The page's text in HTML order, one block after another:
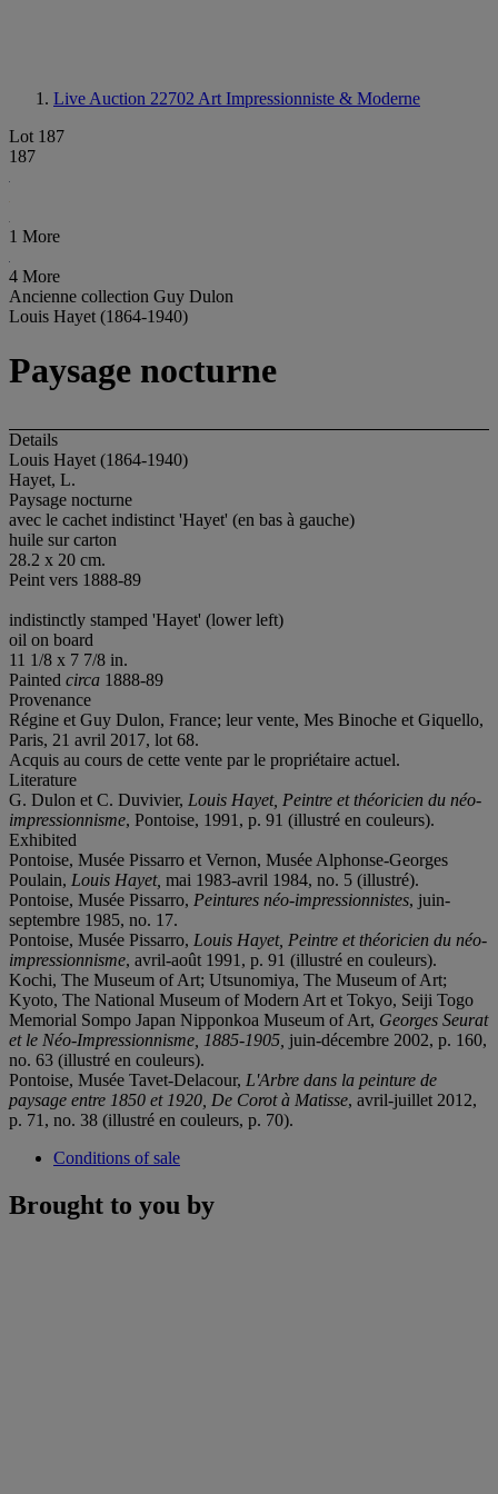
Live Auction 22702 Art Impressionniste & Moderne
Lot 187
187
1 More
4 More
Ancienne collection Guy Dulon
Louis Hayet (1864-1940)
Paysage nocturne
Details
Louis Hayet (1864-1940)
Hayet, L.
Paysage nocturne
avec le cachet indistinct 'Hayet' (en bas à gauche)
huile sur carton
28.2 x 20 cm.
Peint vers 1888-89
indistinctly stamped 'Hayet' (lower left)
oil on board
11 1/8 x 7 7/8 in.
Painted circa 1888-89
Provenance
Régine et Guy Dulon, France; leur vente, Mes Binoche et Giquello,
Paris, 21 avril 2017, lot 68.
Acquis au cours de cette vente par le propriétaire actuel.
Literature
G. Dulon et C. Duvivier, Louis Hayet, Peintre et théoricien du néo-
impressionnisme, Pontoise, 1991, p. 91 (illustré en couleurs).
Exhibited
Pontoise, Musée Pissarro et Vernon, Musée Alphonse-Georges
Poulain, Louis Hayet, mai 1983-avril 1984, no. 5 (illustré).
Pontoise, Musée Pissarro, Peintures néo-impressionnistes, juin-
septembre 1985, no. 17.
Pontoise, Musée Pissarro, Louis Hayet, Peintre et théoricien du néo-
impressionnisme, avril-août 1991, p. 91 (illustré en couleurs).
Kochi, The Museum of Art; Utsunomiya, The Museum of Art;
Kyoto, The National Museum of Modern Art et Tokyo, Seiji Togo
Memorial Sompo Japan Nipponkoa Museum of Art, Georges Seurat
et le Néo-Impressionnisme, 1885-1905, juin-décembre 2002, p. 160,
no. 63 (illustré en couleurs).
Pontoise, Musée Tavet-Delacour, L'Arbre dans la peinture de
paysage entre 1850 et 1920, De Corot à Matisse, avril-juillet 2012,
p. 71, no. 38 (illustré en couleurs, p. 70).
Conditions of sale
Brought to you by